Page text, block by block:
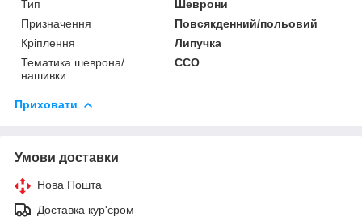
Тип
Шеврони
Призначення
Повсякденний/польовий
Кріплення
Липучка
Тематика шеврона/
нашивки
ССО
Приховати
Умови доставки
Нова Пошта
Доставка кур'єром